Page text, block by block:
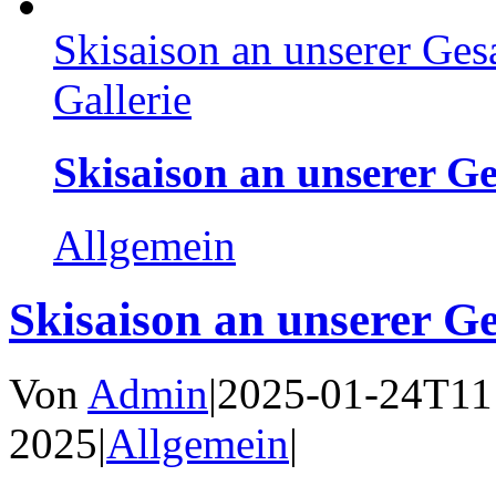
Skisaison an unserer
Gallerie
Skisaison an unserer
Allgemein
Skisaison an unserer
Von Admin|2025-01-
2025|Allgemein|